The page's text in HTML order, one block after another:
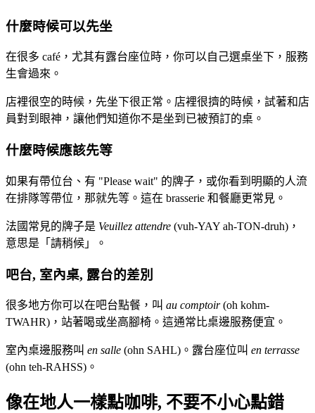
什麼時候可以先坐
在很多 café，尤其有露台座位時，你可以自己選桌坐下，服務
生會過來。
店裡很空的時候，先坐下很正常。店裡很擠的時候，試著和店
員對到眼神，讓他們知道你不是坐到已被預訂的桌。
什麼時候應該先等
如果有帶位台、有 "Please wait" 的牌子，或你看到明顯的人流
在排隊等帶位，那就先等。這在 brasserie 和餐廳更常見。
法國常見的牌子是 Veuillez attendre (vuh-YAY ah-TON-druh)，
意思是「請稍候」。
吧台, 室內桌, 露台的差別
很多地方你可以在吧台點餐，叫 au comptoir(oh kohm-
TWAHR)，站著喝或坐高腳椅。這通常比桌邊服務便宜。
室內桌邊服務叫 en salle (ohn SAHL)。露台座位叫 en terrasse
(ohn teh-RAHSS)。
像在地人一樣點咖啡, 不要不小心點錯